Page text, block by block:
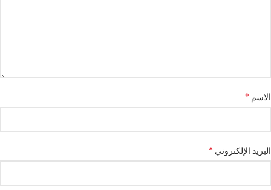
الاسم *
البريد الإلكتروني *